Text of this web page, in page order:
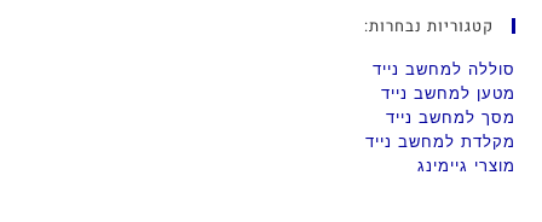
קטגוריות נבחרות:
סוללה למחשב נייד
מטען למחשב נייד
מסך למחשב נייד
מקלדת למחשב נייד
מוצרי גיימינג